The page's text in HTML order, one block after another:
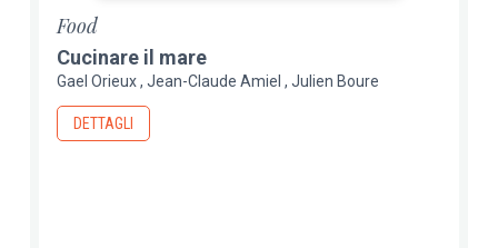
Food
Cucinare il mare
Gael Orieux Jean-Claude Amiel Julien Boure
DETTAGLI